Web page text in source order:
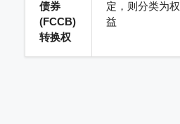
债券
(FCCB)
转换权
定，则分类为权
益